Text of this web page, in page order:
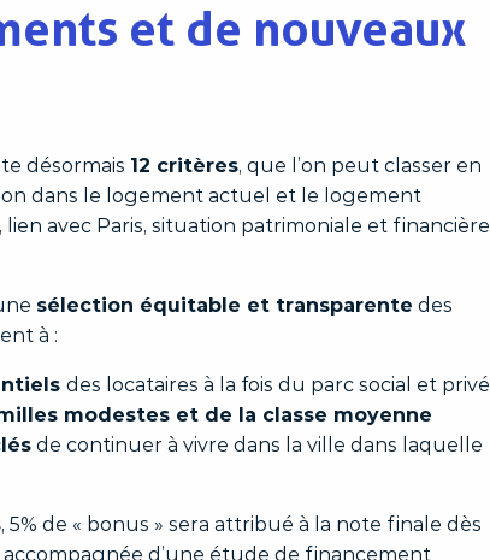
et de nouveaux
désormais 12 critères, que l’on peut classer en
dans le logement actuel et le logement
avec Paris, situation patrimoniale et financière
sélection équitable et transparente des
à :
des locataires à la fois du parc social et privé
modestes et de la classe moyenne
de continuer à vivre dans la ville dans laquelle
, 5% de « bonus » sera attribué à la note finale dès
accompagnée d’une étude de financement